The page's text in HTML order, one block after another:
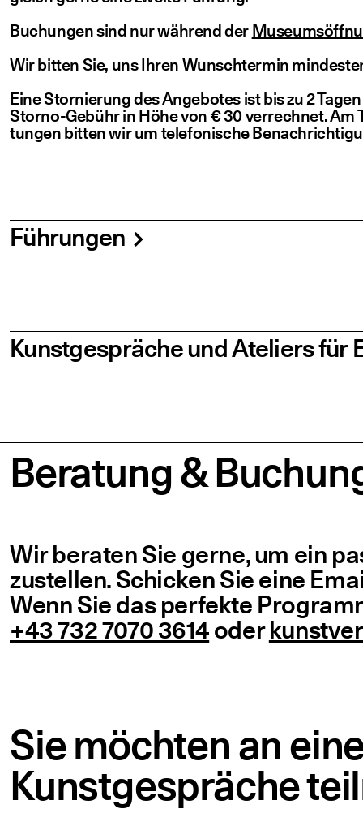
Buchun­gen sind nur wäh­rend der
Wir bit­ten Sie, uns Ihren Wunsch­ter­min
Eine Stor­nie­rung des Ange­bo­tes ist bis zu 2
Stor­no-Gebühr in Höhe von € 30 ver­rech­net.
tun­gen bit­ten wir um tele­fo­ni­sche
Führungen
Kunst­ge­sprä­che und Ate­liers für
Bera­tung &
Wir bera­ten Sie ger­ne, um ein
zu­stel­len. Schi­cken Sie eine
Wenn Sie das per­fek­te
+43 732 7070 3614oder
Sie möchten an
Kunstgespräche